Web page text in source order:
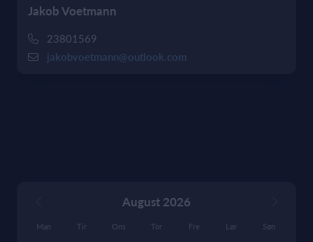
Jakob Voetmann
23801569
jakobvoetmann@outlook.com
August 2026
Man Tir Ons Tor Fre Lør Søn